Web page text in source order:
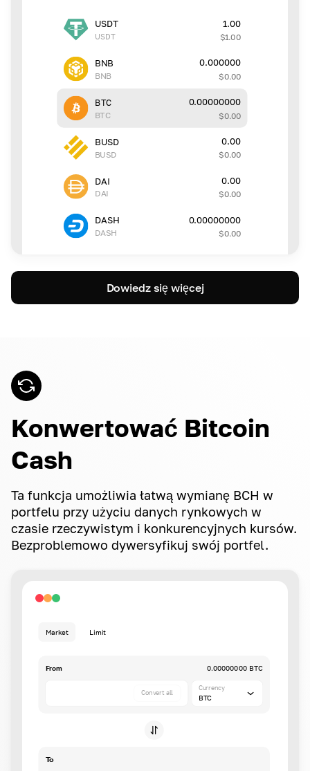
USDT
USDT
1.00
$1.00
BNB
BNB
0.000000
$0.00
BTC
BTC
0.00000000
$0.00
BUSD
BUSD
0.00
$0.00
DAI
DAI
0.00
$0.00
DASH
DASH
0.00000000
$0.00
Dowiedz się więcej
Konwertować Bitcoin
Cash
Ta funkcja umożliwia łatwą wymianę BCH w
portfelu przy użyciu danych rynkowych w
czasie rzeczywistym i konkurencyjnych kursów.
Bezproblemowo dywersyfikuj swój portfel.
Market Limit
From 0.00000000 BTC
Convert all
Currency
BTC
To